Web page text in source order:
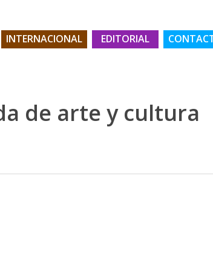
INTERNACIONAL EDITORIAL
de arte y cultura